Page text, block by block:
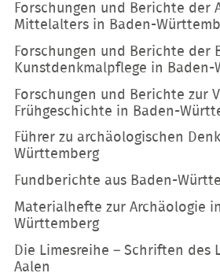
Forschungen und Berichte der
Mittelalters in Baden-
Forschungen und Berichte der
Kunstdenkmalpflege in Baden-
Forschungen und Berichte zur
Frühgeschichte in Baden-
Führer zu archäologischen
Württemberg
Fundberichte aus Baden-
Materialhefte zur Archäologie
Württemberg
Die Limesreihe – Schriften des
Aalen